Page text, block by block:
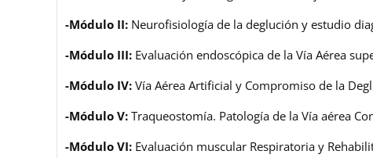
-Módulo II: Neurofisiología de la deglución y estudio
-Módulo III: Evaluación endoscópica de la Vía Aérea
-Módulo IV: Vía Aérea Artificial y Compromiso de la
-Módulo V: Traqueostomía. Patología de la Vía aérea
-Módulo VI: Evaluación muscular Respiratoria y